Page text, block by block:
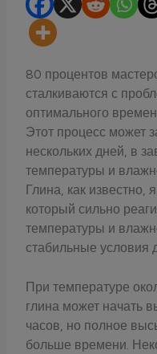
80 процентов
сталкиваются с
оптимального
Этот процесс может
нескольких дней, в
температуры и
Глина, как известно,
который сильно
температуры и
стабильные условия
При температуре
глина может начать
часов, но полное
больше времени.